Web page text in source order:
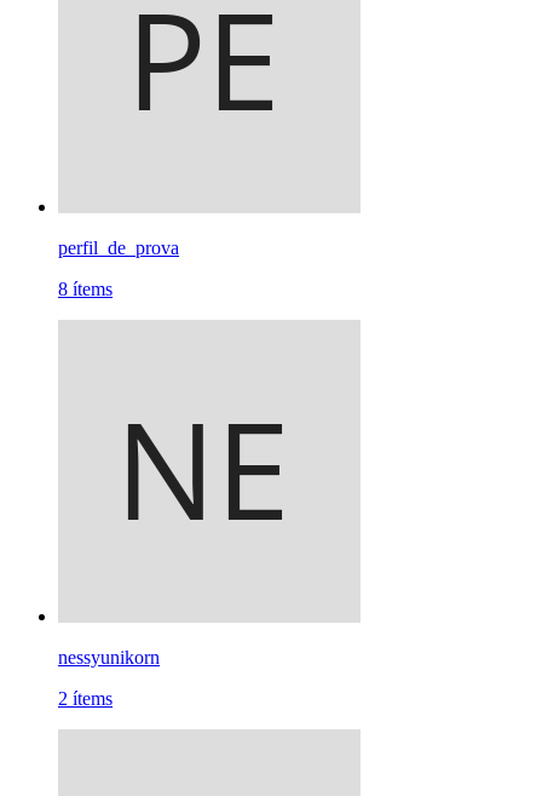
perfil_de_prova
8 ítems
nessyunikorn
2 ítems